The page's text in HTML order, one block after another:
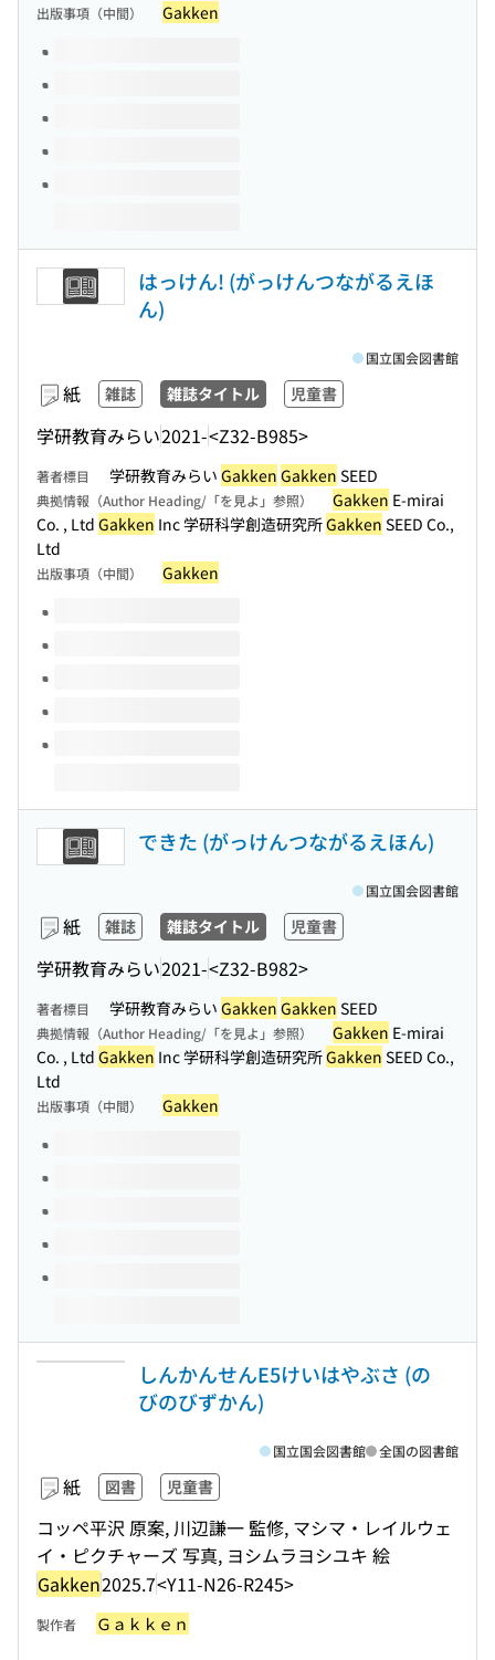
出版事項（中間） Gakken
このタイトルの巻号
はっけん! (がっけんつながるえほ
ん)
紙 雑誌 雑誌タイトル 児童書
学研教育みらい2021-<Z32-B985>
国立国会図書館
著者標目 学研教育みらい Gakken Gakken SEED
典拠情報（Author Heading/「を見よ」参照） Gakken E-mirai
Co. , Ltd Gakken Inc 学研科学創造研究所Gakken SEED Co.,
Ltd
出版事項（中間） Gakken
このタイトルの巻号
できた (がっけんつながるえほん)
紙 雑誌 雑誌タイトル 児童書
学研教育みらい2021-<Z32-B982>
国立国会図書館
著者標目 学研教育みらい Gakken Gakken SEED
典拠情報（Author Heading/「を見よ」参照） Gakken E-mirai
Co. , Ltd Gakken Inc 学研科学創造研究所Gakken SEED Co.,
Ltd
出版事項（中間） Gakken
このタイトルの巻号
しんかんせんE5けいはやぶさ (の
びのびずかん)
紙 図書 児童書
コッペ平沢 原案, 川辺謙一 監修, マシマ・レイルウェ
イ・ピクチャーズ 写真, ヨシムラヨシユキ 絵
Gakken2025.7<Y11-N26-R245>
国立国会図書館 全国の図書館
製作者 Ｇａｋｋｅｎ